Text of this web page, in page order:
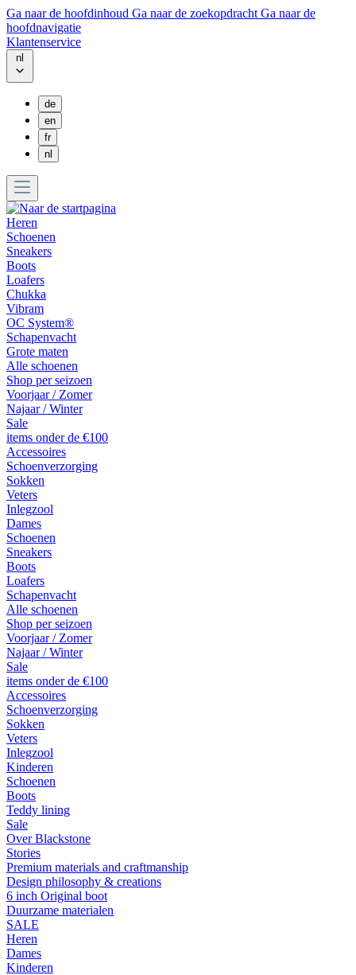
Ga naar de hoofdinhoud Ga naar de zoekopdracht Ga naar de
hoofdnavigatie
Klantenservice
nl
de
en
fr
nl
Heren
Schoenen
Sneakers
Boots
Loafers
Chukka
Vibram
OC System®
Schapenvacht
Grote maten
Alle schoenen
Shop per seizoen
Voorjaar / Zomer
Najaar / Winter
Sale
items onder de €100
Accessoires
Schoenverzorging
Sokken
Veters
Inlegzool
Dames
Schoenen
Sneakers
Boots
Loafers
Schapenvacht
Alle schoenen
Shop per seizoen
Voorjaar / Zomer
Najaar / Winter
Sale
items onder de €100
Accessoires
Schoenverzorging
Sokken
Veters
Inlegzool
Kinderen
Schoenen
Boots
Teddy lining
Sale
Over Blackstone
Stories
Premium materials and craftmanship
Design philosophy & creations
6 inch Original boot
Duurzame materialen
SALE
Heren
Dames
Kinderen